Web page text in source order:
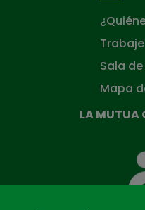
Sala
Mapa
LA MUTUA
que